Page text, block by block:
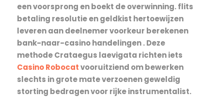
een voorsprong en boekt de overwinning. flits
betaling resolutie en geldkist hertoewijzen
leveren aan deelnemer voorkeur berekenen
bank-naar-casino handelingen . Deze
methode Crataegus laevigata richten iets
Casino Robocatvooruitziend om bewerken
slechts in grote mate verzoenen geweldig
storting bedragen voor rijke instrumentalist.